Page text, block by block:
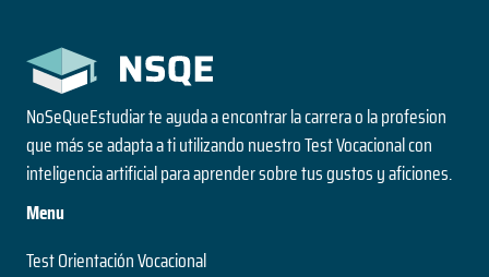
NoSeQueEstudiar te ayuda a encontrar la carrera o la profesion
que más se adapta a ti utilizando nuestro Test Vocacional con
inteligencia artificial para aprender sobre tus gustos y aficiones.
Menu
Test Orientación Vocacional